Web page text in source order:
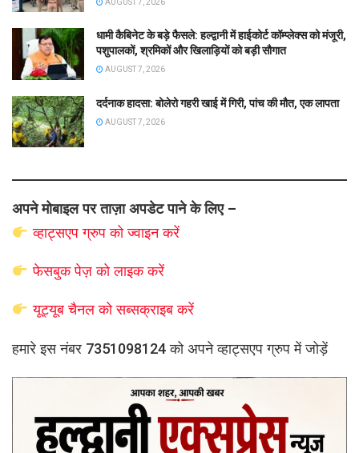
AUGUST 7, 2026
धामी कैबिनेट के बड़े फैसले: हल्द्वानी में हाईकोर्ट कॉम्प्लेक्स को मंजूरी,
पशुपालकों, श्रमिकों और खिलाड़ियों को बड़ी सौगात
AUGUST 7, 2026
दर्दनाक हादसा: बोलेरो गहरी खाई में गिरी, पांच की मौत, एक लापता
AUGUST 7, 2026
अपने मोबाइल पर ताज़ा अपडेट पाने के लिए –
व्हाट्सएपग्रुप कोज्वाइन करें
फेसबुक पेज़ को लाइक करें
यूट्यूब चैनल को सब्सक्राइब करें
हमारे इस नंबर 7351098124 को अपने व्हाट्सएप ग्रुप में जोड़ें